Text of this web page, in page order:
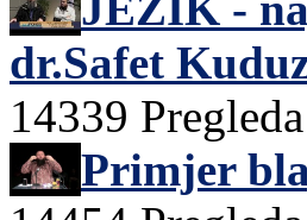
dr.Safet
14339 Pregleda
Primjer